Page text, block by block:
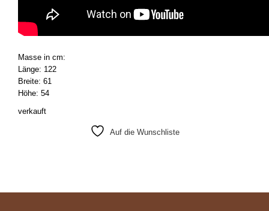
Masse in cm:
Länge: 122
Breite: 61
Höhe: 54
verkauft
Auf die Wunschliste